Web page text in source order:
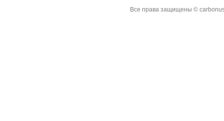
Все права защищены ©